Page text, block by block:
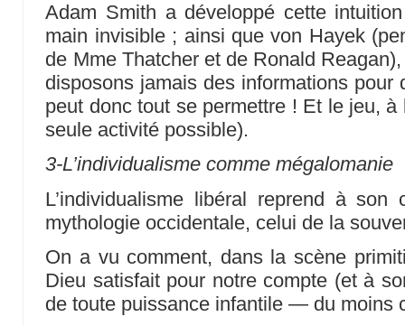
Adam Smith a développé cette
main invisible ; ainsi que von Hayek
de Mme Thatcher et de Ronald
disposons jamais des informations pour
peut donc tout se permettre ! Et le jeu,
seule activité possible).
3-L’individualisme comme mégalomanie
L’individualisme libéral reprend à
mythologie occidentale, celui de la
On a vu comment, dans la scène
Dieu satisfait pour notre compte (et à
de toute puissance infantile — du moins